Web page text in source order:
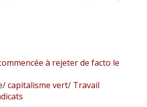
à rejeter de facto le
/capitalisme vert/ Travail